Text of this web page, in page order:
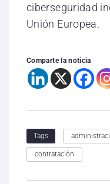
ciberseguridad
Unión Europea.
Comparte la noticia
Tags
contratación